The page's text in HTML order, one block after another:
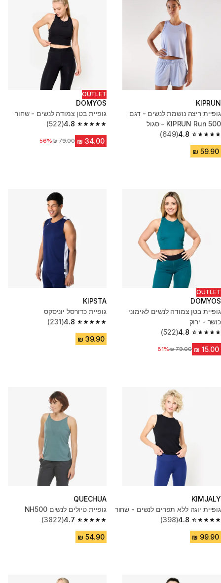
KIPRUN
גופיית ריצה נושמת לנשים - דגם
KIPRUN Run 500 - סגול
4.8
4.8 out of 5 stars from 649 reviews
(649)
OUTLET
DOMYOS
גופיית בטן צמודה לנשים - שחור
4.8
4.8 out of 5 stars from 522 reviews
(522)
מחיר לפני הנחה‏79.00 ₪
56%
OUTLET
DOMYOS
גופיית בטן צמודה לנשים לאימוני
כושר - ירוק
4.8
4.8 out of 5 stars from 522 reviews
(522)
מחיר לפני הנחה‏79.00 ₪
81%
KIPSTA
גופיית כדורסל יוניסקס
4.8
4.8 out of 5 stars from 231 reviews
(231)
KIMJALY
גופיית יוגה ללא תפרים לנשים - שחור
4.8
4.8 out of 5 stars from 398 reviews
(398)
QUECHUA
גופיית טיולים לנשים NH500
4.7
4.7 out of 5 stars from 3822 reviews
(3822)